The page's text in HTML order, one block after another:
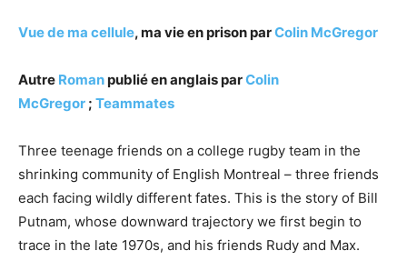
Vue de ma cellule, ma vie en prison parColin McGregor
Autre Romanpublié en anglais parColin
McGregor ; Teammates
Three teenage friends on a college rugby team in the
shrinking community of English Montreal – three friends
each facing wildly different fates. This is the story of Bill
Putnam, whose downward trajectory we first begin to
trace in the late 1970s, and his friends Rudy and Max.